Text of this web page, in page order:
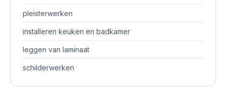
pleisterwerken
installeren keuken en badkamer
leggen van laminaat
schilderwerken